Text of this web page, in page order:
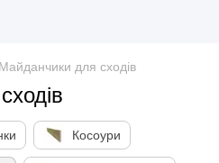
Майданчики для сходів
Косоури